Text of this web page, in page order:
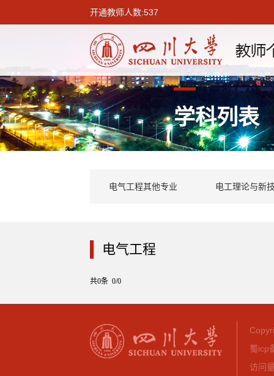
开通教师人数:537
学科列表
电气工程其他专业 电工理论与新
电气工程
共0条 0/0
蜀icp
访问